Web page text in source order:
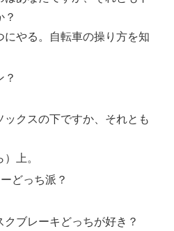
？
にやる。自転車の操り方を知
？
ックスの下ですか、それとも
上。
どっち派？
クブレーキどっちが好き？